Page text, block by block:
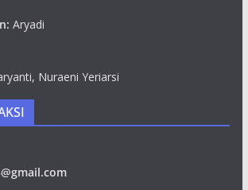
Aryadi
Nuraeni Yeriarsi